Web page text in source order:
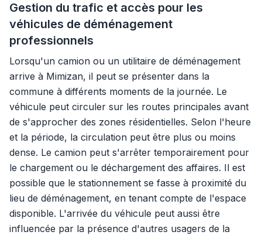
Gestion du trafic et accès pour les
véhicules de déménagement
professionnels
Lorsqu'un camion ou un utilitaire de déménagement
arrive à Mimizan, il peut se présenter dans la
commune à différents moments de la journée. Le
véhicule peut circuler sur les routes principales avant
de s'approcher des zones résidentielles. Selon l'heure
et la période, la circulation peut être plus ou moins
dense. Le camion peut s'arrêter temporairement pour
le chargement ou le déchargement des affaires. Il est
possible que le stationnement se fasse à proximité du
lieu de déménagement, en tenant compte de l'espace
disponible. L'arrivée du véhicule peut aussi être
influencée par la présence d'autres usagers de la